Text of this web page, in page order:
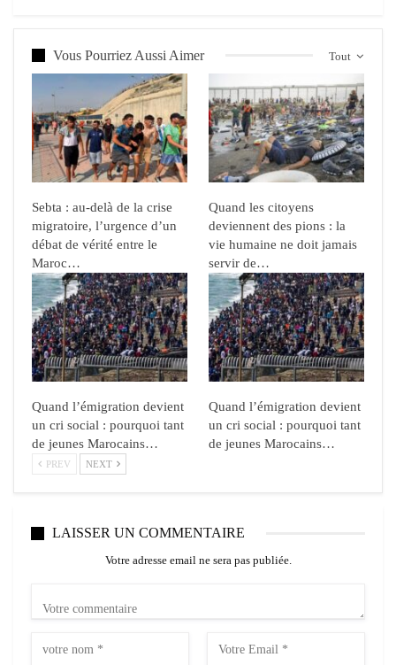
Tout
Vous Pourriez Aussi Aimer
Sebta : au-delà de la crise
migratoire, l’urgence d’un
débat de vérité entre le
Maroc…
Quand les citoyens
deviennent des pions : la
vie humaine ne doit jamais
servir de…
Quand l’émigration devient
un cri social : pourquoi tant
de jeunes Marocains…
Quand l’émigration devient
un cri social : pourquoi tant
de jeunes Marocains…
PREV NEXT
LAISSER UN COMMENTAIRE
Votre adresse email ne sera pas publiée.